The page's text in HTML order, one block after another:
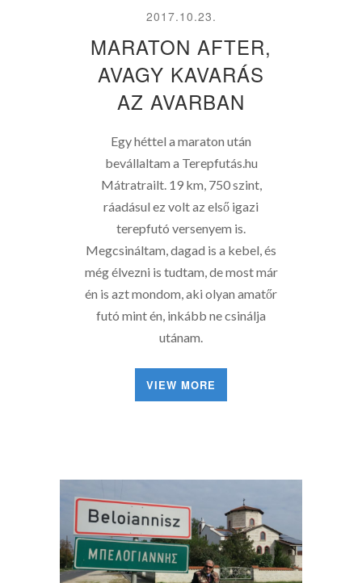
2017.10.23.
MARATON AFTER,
AVAGY KAVARÁS
AZ AVARBAN
Egy héttel a maraton után
bevállaltam a Terepfutás.hu
Mátratrailt. 19 km, 750 szint,
ráadásul ez volt az első igazi
terepfutó versenyem is.
Megcsináltam, dagad is a kebel, és
még élvezni is tudtam, de most már
én is azt mondom, aki olyan amatőr
futó mint én, inkább ne csinálja
utánam.
VIEW MORE